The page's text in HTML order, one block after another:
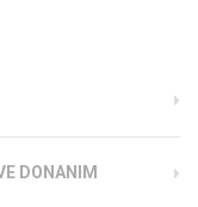
DONANIM